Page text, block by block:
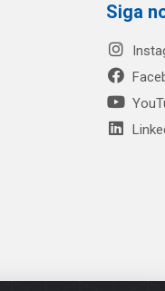
Siga